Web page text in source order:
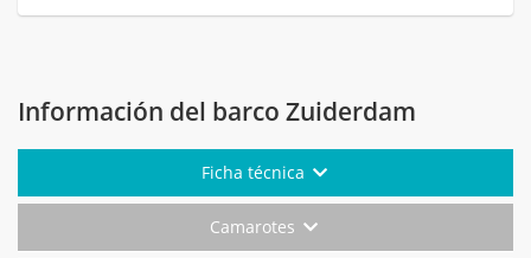
Información del barco Zuiderdam
Ficha técnica
Camarotes